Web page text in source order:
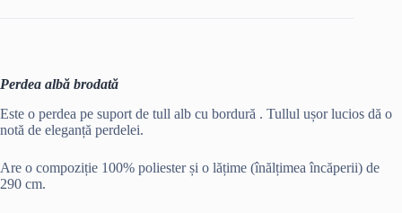
Perdea albă brodată
Este o perdea pe suport de tull alb cu bordură . Tullul ușor lucios dă o
notă de eleganță perdelei.
Are o compoziție 100% poliester și o lățime (înălțimea încăperii) de
290 cm.